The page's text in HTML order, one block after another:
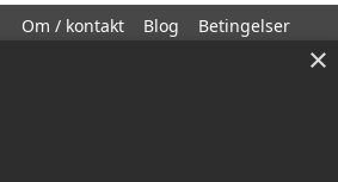
Om / kontakt Blog Betingelser
×